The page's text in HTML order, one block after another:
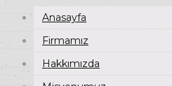
Anasayfa
Firmamız
Hakkımızda